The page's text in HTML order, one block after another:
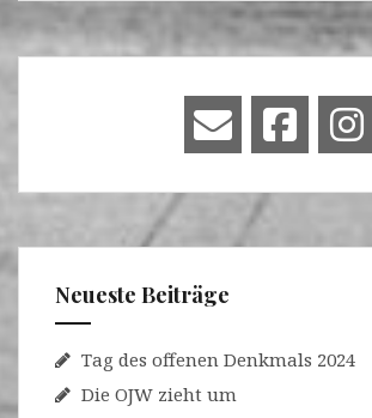
Neueste Beiträge
Tag des offenen Denkmals 2024
Die OJW zieht um